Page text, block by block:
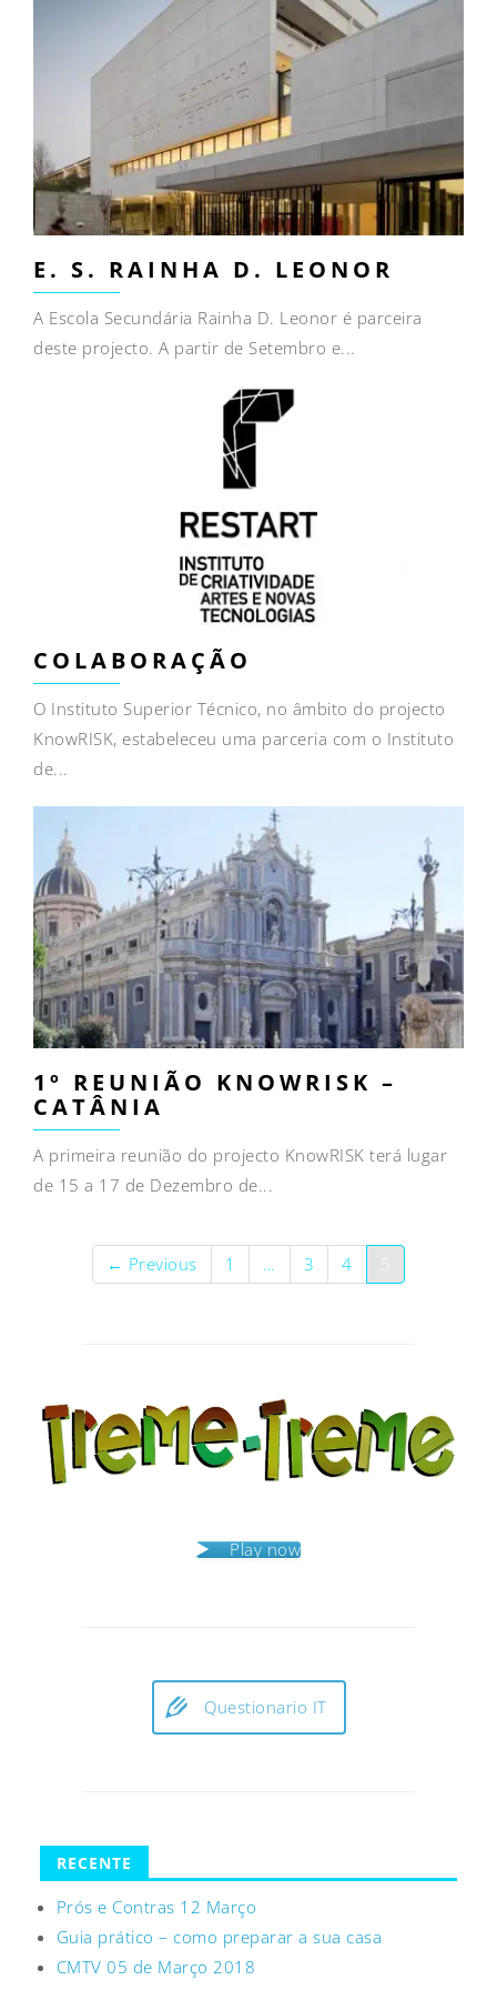
E. S. RAINHA D. LEONOR
A Escola Secundária Rainha D. Leonor é parceira
deste projecto. A partir de Setembro e...
COLABORAÇÃO
O Instituto Superior Técnico, no âmbito do projecto
KnowRISK, estabeleceu uma parceria com o Instituto
de...
1º REUNIÃO KNOWRISK –
CATÂNIA
A primeira reunião do projecto KnowRISK terá lugar
de 15 a 17 de Dezembro de...
← Previous 1 … 3 4
Play now
Questionario IT
RECENTE
Prós e Contras 12 Março
Guia prático – como preparar a sua casa
CMTV 05 de Março 2018